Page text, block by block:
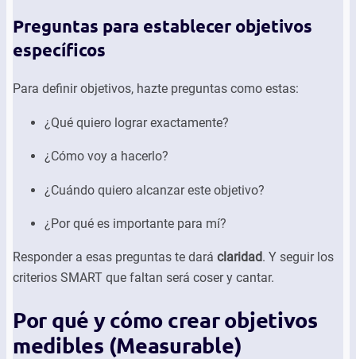
Preguntas para establecer objetivos
específicos
Para definir objetivos, hazte preguntas como estas:
¿Qué quiero lograr exactamente?
¿Cómo voy a hacerlo?
¿Cuándo quiero alcanzar este objetivo?
¿Por qué es importante para mí?
Responder a esas preguntas te dará claridad. Y seguir los
criterios SMART que faltan será coser y cantar.
Por qué y cómo crear objetivos
medibles (Measurable)